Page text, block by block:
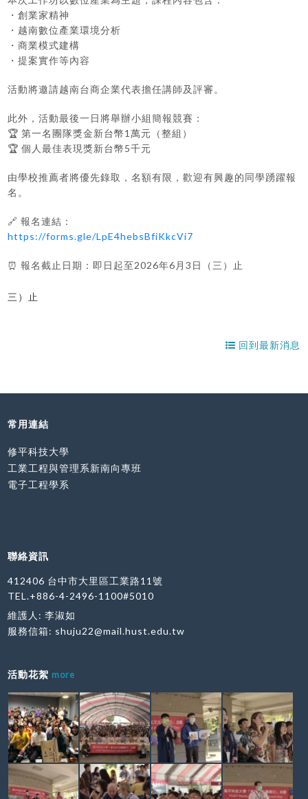
・創業家精神
・越南數位產業環境分析
・商業模式建構
・提案實作等內容
活動將邀請越南台商企業代表擔任講師及評審。
此外，活動最後一日將舉辦小組簡報競賽：
🏆 第一名團隊獎金新台幣1萬元（整組）
🏆 個人最佳表現獎新台幣5千元
由學校推薦者將優先錄取，名額有限，歡迎有興趣的同學踴躍報
名。
🔗 報名連結：
https://forms.gle/LpE4hebsBfiKkcVi7
⏰ 報名截止日期：即日起至2026年6月3日（三）止
三）止
回到最新消息
常用連結
修平科技大學
工業工程與管理系新南向專班
電子工程學系
聯絡資訊
412406 台中市大里區工業路11號
TEL.+886-4-2496-1100#5010
維護人: 李淑如
服務信箱: shuju22@mail.hust.edu.tw
活動花絮 more